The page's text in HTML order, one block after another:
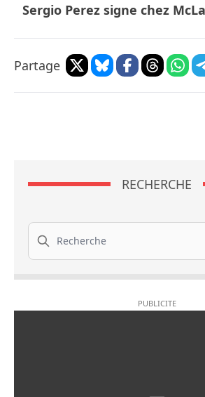
Sergio Perez signe chez
Partage
RECHERCHE
Recherche